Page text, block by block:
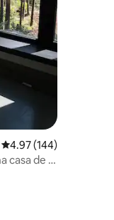
Calificación promedio:
4.97 (144)
casa de 3